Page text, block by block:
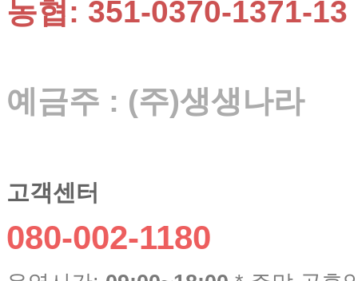
농협: 351-0370-1371-13
예금주 : (주)생생나라
고객센터
080-002-1180